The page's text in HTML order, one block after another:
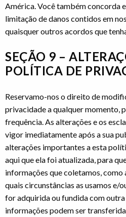
América. Você também concorda
limitação de danos contidos em
quaisquer outros acordos que
SEÇÃO 9 –
POLÍTICA DE
Reservamo-nos o direito de
privacidade a qualquer momento,
frequência. As alterações e os
vigor imediatamente após a sua
alterações importantes a esta
aqui que ela foi atualizada, para
informações que coletamos, como
quais circunstâncias as usamos e/
for adquirida ou fundida com outra
informações podem ser